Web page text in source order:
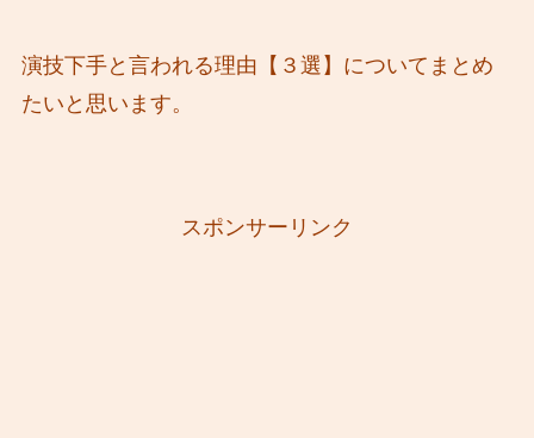
演技下手と言われる理由【３選】についてまとめ
たいと思います。
スポンサーリンク